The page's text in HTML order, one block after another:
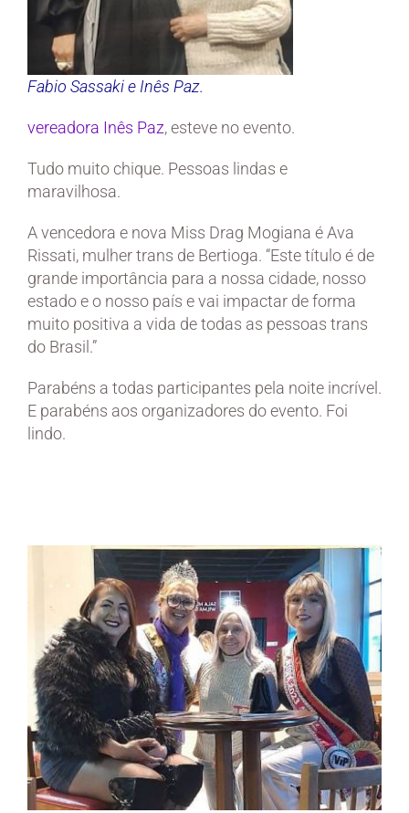
Fabio Sassaki e Inês Paz.
vereadora Inês Paz, esteve no evento.
Tudo muito chique. Pessoas lindas e
maravilhosa.
A vencedora e nova Miss Drag Mogiana é Ava
Rissati, mulher trans de Bertioga. “Este título é de
grande importância para a nossa cidade, nosso
estado e o nosso país e vai impactar de forma
muito positiva a vida de todas as pessoas trans
do Brasil.”
Parabéns a todas participantes pela noite incrível.
E parabéns aos organizadores do evento. Foi
lindo.